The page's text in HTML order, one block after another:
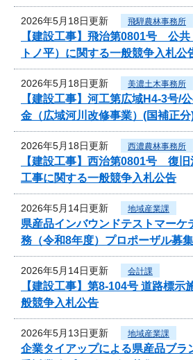
2026年5月18日更新 飛騨農林事務所
【建設工事】飛治第0801号 公
トノ平）に関する一般競争入札公
2026年5月18日更新 美濃土木事務所
【建設工事】河工第広域H4-3号/
金（広域河川改修事業）(国補正
2026年5月18日更新 西濃農林事務所
【建設工事】西治第0801号 復
工事に関する一般競争入札公告
2026年5月14日更新 地域産業課
県産品インバウンドテストマーケ
務（令和8年度）プロポーザル募集
2026年5月14日更新 会計課
【建設工事】第8-104号 道路標示
般競争入札公告
2026年5月13日更新 地域産業課
企業タイアップによる県産品ブラ